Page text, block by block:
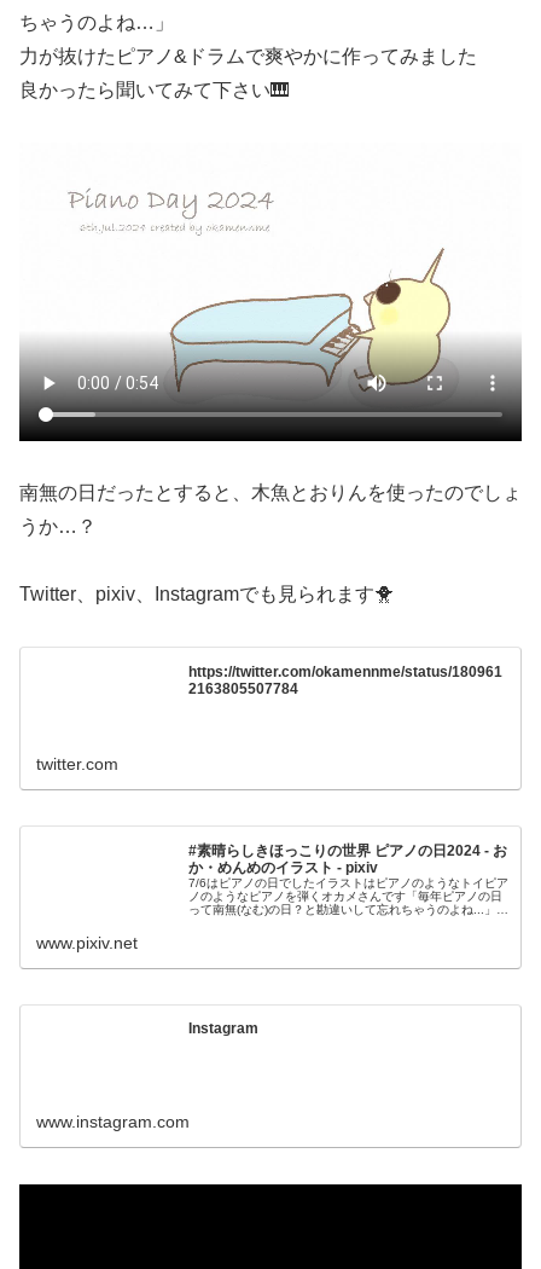
ちゃうのよね…」
力が抜けたピアノ&ドラムで爽やかに作ってみました
良かったら聞いてみて下さい🎹
南無の日だったとすると、木魚とおりんを使ったのでしょ
うか…？
Twitter、pixiv、Instagramでも見られます🐥
https://twitter.com/okamennme/status/180961
2163805507784
twitter.com
#素晴らしきほっこりの世界 ピアノの日2024 - お
か・めんめのイラスト - pixiv
7/6はピアノの日でしたイラストはピアノのようなトイピア
ノのようなピアノを弾くオカメさんです「毎年ピアノの日
って南無(なむ)の日？と勘違いして忘れちゃうのよね...」力
www.pixiv.net
Instagram
www.instagram.com